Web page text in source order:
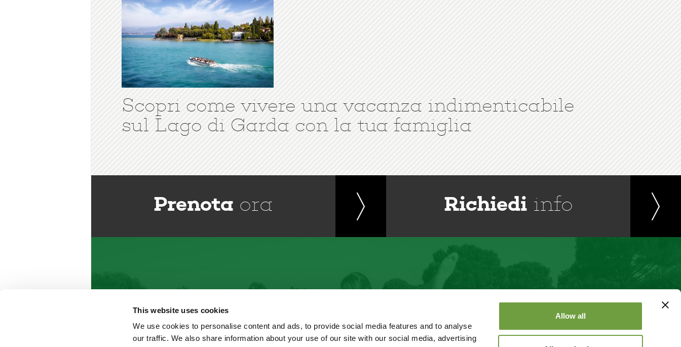
This website uses cookies
We use cookies to personalise content and ads, to provide social media features and to analyse
our traffic. We also share information about your use of our site with our social media, advertising
Allow all
Scopri come vivere una vacanza indimenticabile
sul Lago di Garda con la tua famiglia
Prenota ora Richiedi info